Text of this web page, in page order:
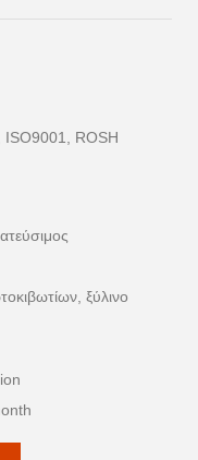
ISO9001, ROSH
ξύλινο